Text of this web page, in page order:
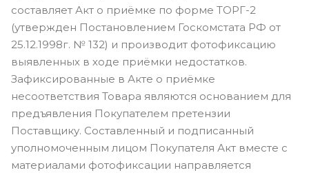
составляет Акт о приёмке по форме ТОРГ-2
(утвержден Постановлением Госкомстата РФ от
25.12.1998г. № 132) и производит фотофиксацию
выявленных в ходе приёмки недостатков.
Зафиксированные в Акте о приёмке
несоответствия Товара являются основанием для
предъявления Покупателем претензии
Поставщику. Составленный и подписанный
уполномоченным лицом Покупателя Акт вместе с
материалами фотофиксации направляется